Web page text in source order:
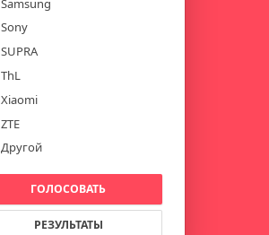
Sony
SUPRA
ThL
Xiaomi
ZTE
Другой
ГОЛОСОВАТЬ
РЕЗУЛЬТАТЫ